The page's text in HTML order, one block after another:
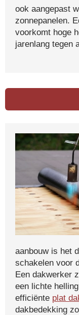
ook aangepast
zonnepanelen.
voorkomt hoge
jarenlang tegen
aanbouw is het
schakelen voor
Een dakwerker
een lichte
efficiënte plat
dakbedekking